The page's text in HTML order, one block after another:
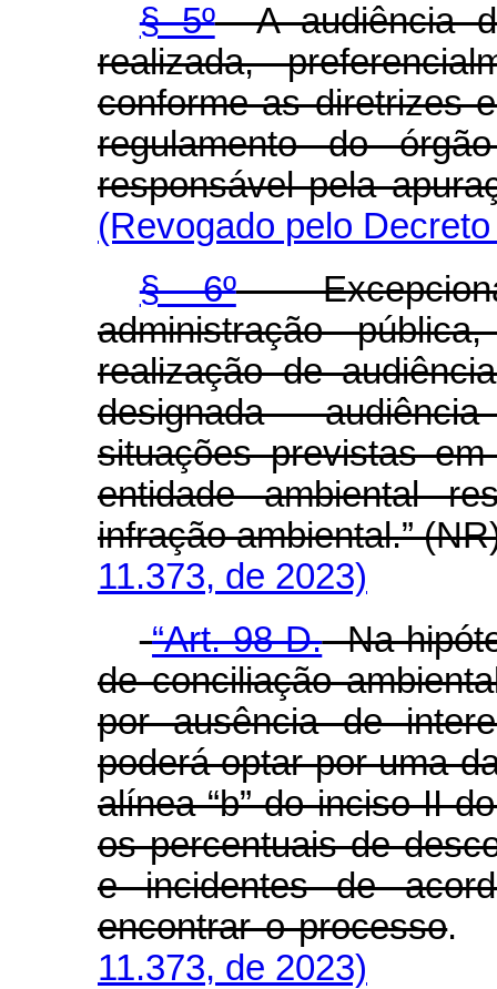
§ 5ºA audiência
realizada,
conforme as diretrizes
regulamento do
responsável pela
(Revogado pelo
§ 6º
administração
realização de
designada
situações previstas
entidade ambiental
infração ambiental.”
11.373, de 2023)
“Art. 98-D.Na
de conciliação
por ausência de
poderá optar por uma
alínea “b” do inciso II
os percentuais de
e incidentes de
encontrar o processo
11.373, de 2023)